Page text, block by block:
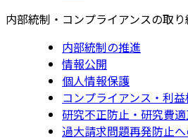
内部統制・コンプライアンスの取り
内部統制の推進
情報公開
個人情報保護
コンプライアンス・利
研究不正防止・研究費
過大請求問題再発防止